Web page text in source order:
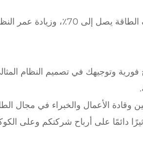
أدرك العملاء الذين قاموا بتثبيت أنظمة سيدايت تقليلًا في تكاليف
وتوجيهك في تصميم النظام
الأعمال والخبراء في مجال
دائمًا على أرباح شركتكم وعلى